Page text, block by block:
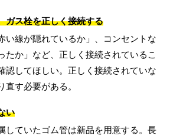
ガス栓を正しく接続する
い線が隠れているか」、コンセントな
たか」など、正しく接続されているこ
認してほしい。正しく接続されていな
直す必要がある。
い
していたゴム管は新品を用意する。長